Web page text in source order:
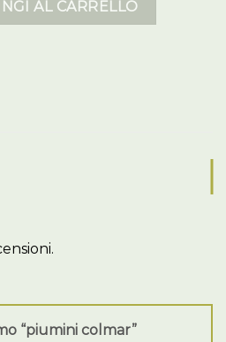
AL CARRELLO
“piumini colmar”